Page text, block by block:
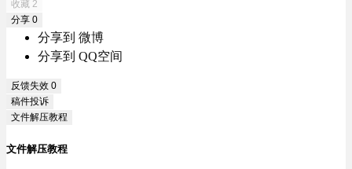
收藏 2
分享 0
分享到 微博
分享到 QQ空间
反馈失效 0
稿件投诉
文件解压教程
文件解压教程